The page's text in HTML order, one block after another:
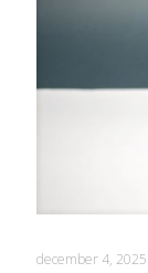
december 4, 2025